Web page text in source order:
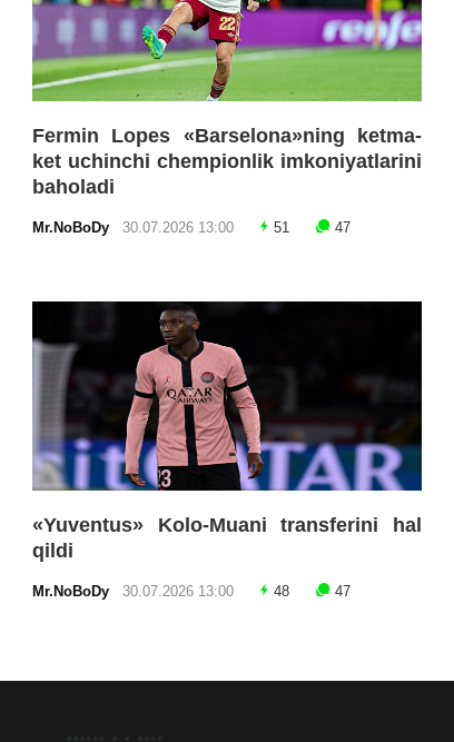
Fermin Lopes «Barselona»ning ketma-
ket uchinchi chempionlik imkoniyatlarini
baholadi
Mr.NoBoDy 30.07.2026 13:00 51 47
«Yuventus» Kolo-Muani transferini hal
qildi
Mr.NoBoDy 30.07.2026 13:00 48 47